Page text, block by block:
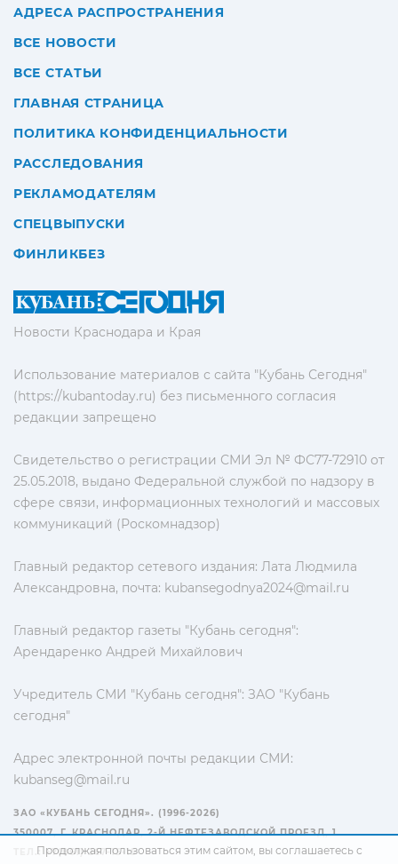
Новости Краснодара и Края
Использование материалов с сайта "Кубань Сегодня"
(https://kubantoday.ru) без письменного согласия
редакции запрещено
Свидетельство о регистрации СМИ Эл № ФС77-72910 от
25.05.2018, выдано Федеральной службой по надзору в
сфере связи, информационных технологий и массовых
коммуникаций (Роскомнадзор)
Главный редактор сетевого издания: Лата Людмила
Александровна, почта: kubansegodnya2024@mail.ru
Главный редактор газеты "Кубань сегодня":
Арендаренко Андрей Михайлович
Учредитель СМИ "Кубань сегодня": ЗАО "Кубань
сегодня"
Адрес электронной почты редакции СМИ:
kubanseg@mail.ru
АДРЕСА РАСПРОСТРАНЕНИЯ
ВСЕ НОВОСТИ
ВСЕ СТАТЬИ
ГЛАВНАЯ СТРАНИЦА
ПОЛИТИКА КОНФИДЕНЦИАЛЬНОСТИ
РАССЛЕДОВАНИЯ
РЕКЛАМОДАТЕЛЯМ
СПЕЦВЫПУСКИ
ФИНЛИКБЕЗ
ЗАО «КУБАНЬ СЕГОДНЯ». (1996-2026)
350007, Г. КРАСНОДАР, 2-Й НЕФТЕЗАВОДСКОЙ ПРОЕЗД, 1
ТЕЛ.: +7(861) 267-15-15
Продолжая пользоваться этим сайтом, вы соглашаетесь с